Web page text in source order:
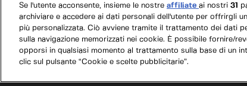
Se l'utente acconsente, insieme le nostre affiliate ai nostri 31
archiviare e accedere ai dati personali dell'utente per offrirgli
più personalizzata. Ciò avviene tramite il trattamento dei dati
sulla navigazione memorizzati nei cookie. È possibile fornire/
opporsi in qualsiasi momento al trattamento sulla base di un
clic sul pulsante “Cookie e scelte pubblicitarie”.